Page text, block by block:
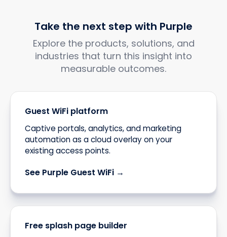
Take the next step with Purple
Explore the products, solutions, and
industries that turn this insight into
measurable outcomes.
Guest WiFi platform
Captive portals, analytics, and marketing
automation as a cloud overlay on your
existing access points.
See Purple Guest WiFi →
Free splash page builder